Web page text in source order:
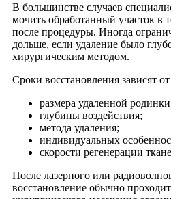
В большинстве случаев
мочить обработанный участок в
после процедуры. Иногда
дольше, если удаление было
хирургическим методом.
Сроки восстановления зависят
размера удаленной
глубины воздействия;
метода удаления;
индивидуальных
скорости регенерации
После лазерного или
восстановление обычно